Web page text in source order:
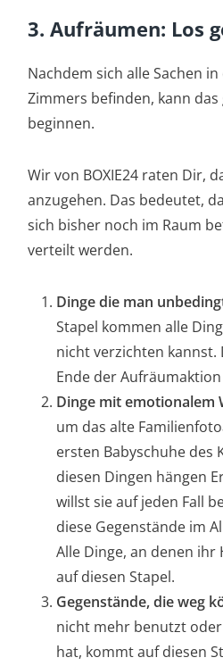
3. Aufräumen: Los
Nachdem sich alle Sachen
Zimmers befinden, kann
beginnen.
Wir von BOXIE24 raten Dir,
anzugehen. Das bedeutet,
sich bisher noch im Raum
verteilt werden.
Dinge die man
Stapel kommen alle
nicht verzichten kannst.
Ende der
Dinge mit emotionalem
um das alte
ersten Babyschuhe des
diesen Dingen hängen
willst sie auf jeden Fall
diese Gegenstände im
Alle Dinge, an denen
auf diesen Stapel.
Gegenstände, die weg
nicht mehr benutzt
hat, kommt auf diesen